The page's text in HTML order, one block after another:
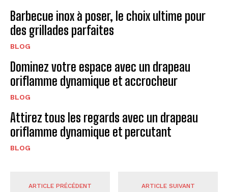
Barbecue inox à poser, le choix ultime pour
des grillades parfaites
BLOG
Dominez votre espace avec un drapeau
oriflamme dynamique et accrocheur
BLOG
Attirez tous les regards avec un drapeau
oriflamme dynamique et percutant
BLOG
ARTICLE PRÉCÉDENT ARTICLE SUIVANT